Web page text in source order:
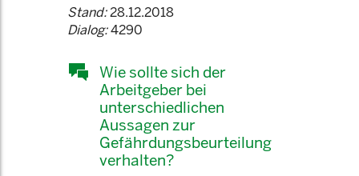
Stand:28.12.2018
Dialog:4290
Wie sollte sich der
Arbeitgeber bei
unterschiedlichen
Aussagen zur
Gefährdungsbeurteilung
verhalten?